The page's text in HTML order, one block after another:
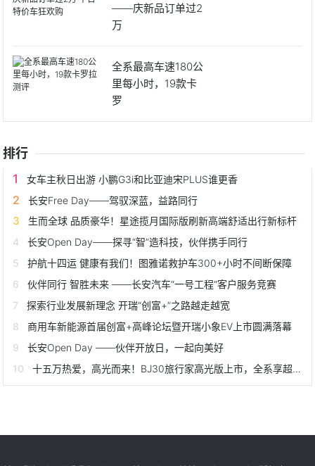
——庆新品订单过2
万
全系最高车速180公
里每小时，19款卡
罗
排行
女车主秋日出游 小鹏G3i和比亚迪宋PLUS谁更香
长安Free Day——驾驭深蓝，益路同行
生而全球 品质豪华！星途揽月国际版刷新高端舒适出行新标杆
长安Open Day——探寻“智”造科技，伙伴携手同行
护航十四运 健康有我们！图雅诺救护车300+小时不间断保障
伙伴同行 智胜未来 ——长安汽车“一号工程“客户服务竞赛
探索行业发展新理念 开瑞“创富+”之路越走越宽
商用车新能源首届创富+高峰论坛暨开瑞小象EV上市圆满落幕
长安Open Day ——伙伴开放日，一起向美好
十五万热爱，高光而来！BJ30旅行家高光版上市，全系享超级置换3万补贴6.99万起